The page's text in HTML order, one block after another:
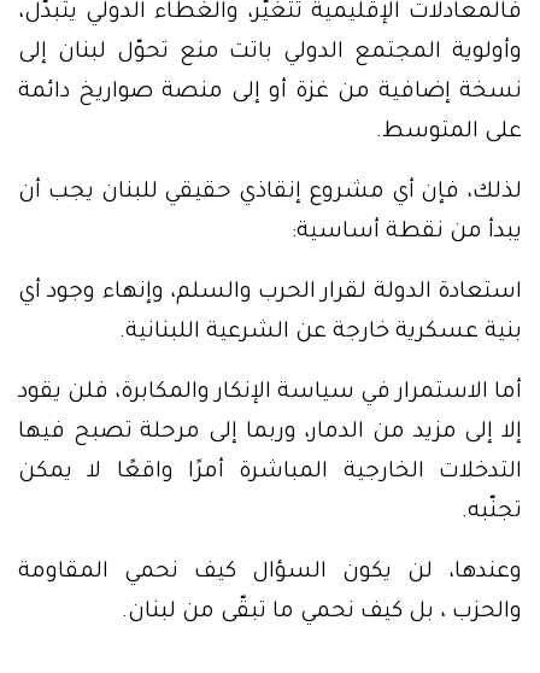
فالمعادلات الإقليمية تتغيّر، والغطاء الدولي يتبدّل،
وأولوية المجتمع الدولي باتت منع تحوّل لبنان إلى
نسخة إضافية من غزة أو إلى منصة صواريخ دائمة
على المتوسط.
لذلك، فإن أي مشروع إنقاذي حقيقي للبنان يجب أن
يبدأ من نقطة أساسية:
استعادة الدولة لقرار الحرب والسلم، وإنهاء وجود أي
بنية عسكرية خارجة عن الشرعية اللبنانية.
أما الاستمرار في سياسة الإنكار والمكابرة، فلن يقود
إلا إلى مزيد من الدمار، وربما إلى مرحلة تصبح فيها
التدخلات الخارجية المباشرة أمرًا واقعًا لا يمكن
تجنّبه.
وعندها، لن يكون السؤال كيف نحمي المقاومة
والحزب ، بل كيف نحمي ما تبقّى من لبنان.